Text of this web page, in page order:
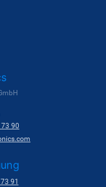
90
91